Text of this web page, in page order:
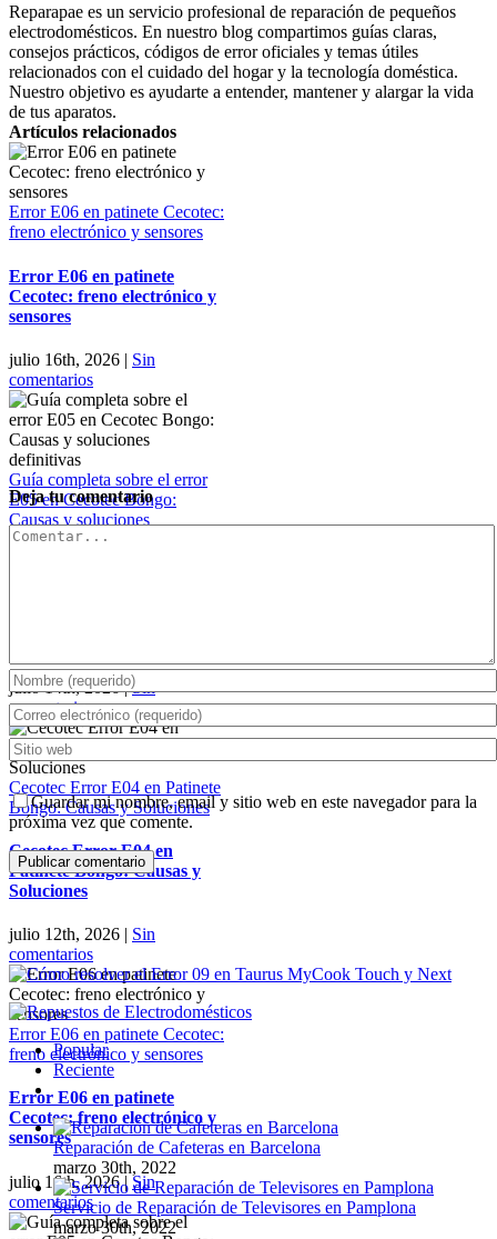
Reparapae es un servicio profesional de reparación de pequeños
electrodomésticos. En nuestro blog compartimos guías claras,
consejos prácticos, códigos de error oficiales y temas útiles
relacionados con el cuidado del hogar y la tecnología doméstica.
Nuestro objetivo es ayudarte a entender, mantener y alargar la vida
de tus aparatos.
Artículos relacionados
Error E06 en patinete Cecotec:
freno electrónico y sensores
Error E06 en patinete
Cecotec: freno electrónico y
sensores
julio 16th, 2026 | Sin
comentarios
Guía completa sobre el error
E05 en Cecotec Bongo:
Causas y soluciones
definitivas
julio 14th, 2026 | Sin
comentarios
Cecotec Error E04 en Patinete
Bongo: Causas y Soluciones
Cecotec Error E04 en
Patinete Bongo: Causas y
Soluciones
julio 12th, 2026 | Sin
comentarios
Error E06 en patinete Cecotec:
freno electrónico y sensores
Error E06 en patinete
Cecotec: freno electrónico y
sensores
julio 16th, 2026 | Sin
comentarios
Deja tu comentario
Comentar
Guardar mi nombre, email y sitio web en este navegador para la
próxima vez que comente.
Popular
Reciente
Comentarios
Reparación de Cafeteras en Barcelona
marzo 30th, 2022
Servicio de Reparación de Televisores en Pamplona
marzo 30th, 2022